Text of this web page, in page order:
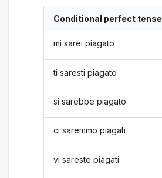
Conditional perfect tense
mi sarei piagato
ti saresti piagato
si sarebbe piagato
ci saremmo piagati
vi sareste piagati